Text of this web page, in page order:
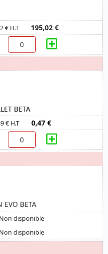
€ H.T 195,02 €
BETA
€ H.T 0,47 €
EVO BETA
Non disponible
Non disponible